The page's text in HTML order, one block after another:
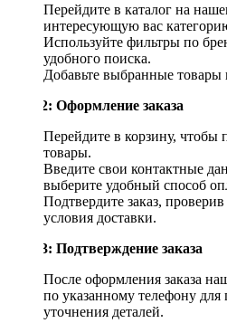
Перейдите в каталог на
интересующую вас
Используйте фильтры по
удобного поиска.
Добавьте выбранные товары
Шаг 2: Оформление заказа
Перейдите в корзину, чтобы
товары.
Введите свои контактные
выберите удобный способ
Подтвердите заказ,
условия доставки.
Шаг 3: Подтверждение заказа
После оформления заказа
по указанному телефону для
уточнения деталей.